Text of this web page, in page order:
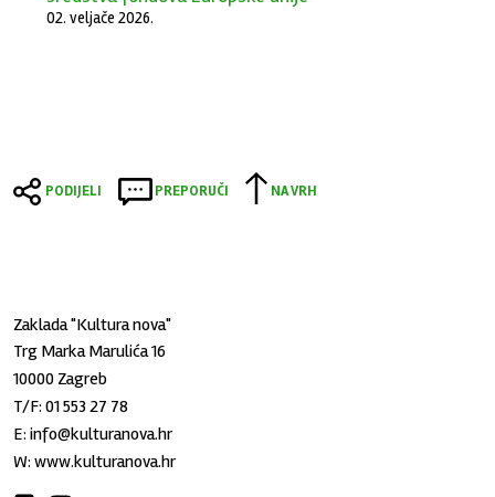
02. veljače 2026.
PODIJELI PREPORUČI NA VRH
Zaklada "Kultura nova"
Trg Marka Marulića 16
10000 Zagreb
T/F:01 553 27 78
E:info@kulturanova.hr
W:www.kulturanova.hr